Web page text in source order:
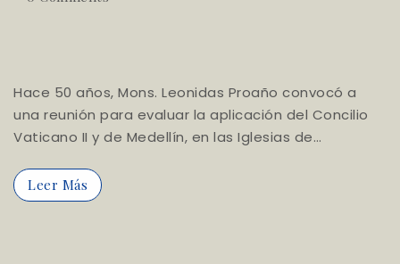
Hace 50 años, Mons. Leonidas Proaño convocó a
una reunión para evaluar la aplicación del Concilio
Vaticano II y de Medellín, en las Iglesias de…
Leer Más